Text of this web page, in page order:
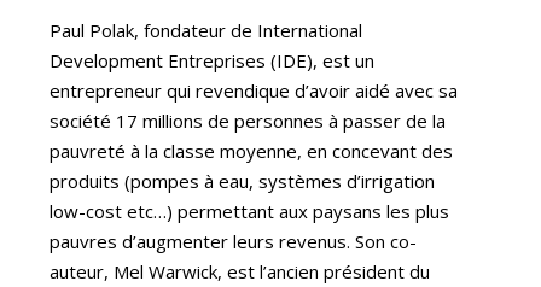
Paul Polak, fondateur de International
Development Entreprises (IDE), est un
entrepreneur qui revendique d’avoir aidé avec sa
société 17 millions de personnes à passer de la
pauvreté à la classe moyenne, en concevant des
produits (pompes à eau, systèmes d’irrigation
low-cost etc…) permettant aux paysans les plus
pauvres d’augmenter leurs revenus. Son co-
auteur, Mel Warwick, est l’ancien président du